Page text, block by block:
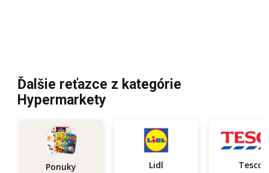
Ďalšie reťazce z kategórie
Hypermarkety
Ponuky Lidl Tesco